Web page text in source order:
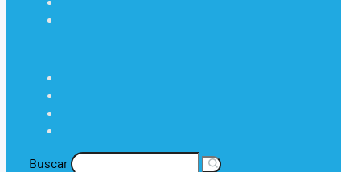
Buscar